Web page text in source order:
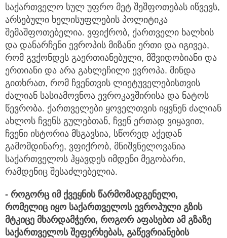
საქართველო სულ უფრო მეტ შეშფოთებას იწვევს,
არსებული ხელისუფლების პოლიტიკა
შემაშფოთებელია. ვფიქრობ, ქართველი ხალხის
და დანარჩენი ევროპის მიზანი ერთი და იგივეა,
რომ გვქონდეს გაერთიანებული, მშვიდობიანი და
ერთიანი და არა გახლეჩილი ევროპა. მინდა
გითხრათ, რომ ჩვენთვის ლიეტუველებისთვის
ძალიან სასიამოვნოა ევროკავშირისა და ნატოს
წევრობა. ქართველები ყოველთვის იყვნენ ძალიან
ახლოს ჩვენს გულებთან, ჩვენ ერთად ვიყავით,
ჩვენი ისტორია მსგავსია, სწორედ აქედან
გამომდინარე, ვფიქრობ, მნიშვნელოვანია
საქართველოს ჰყავდეს იმდენი მეგობარი,
რამდენიც შესაძლებელია.
- როგორც იმ ქვეყნის წარმომადგენელი,
რომელიც იყო საქართველოს ევროპული გზის
მტკიცე მხარდამჭერი, როგორ აფასებთ ამ გზაზე
საქართველოს შეფერხებას, გაწევრიანების